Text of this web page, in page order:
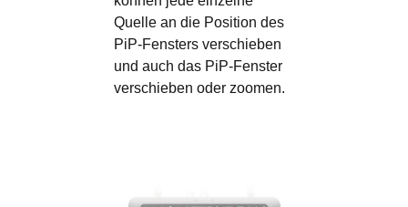
Quelle an die Position des
PiP-Fensters verschieben
und auch das PiP-Fenster
verschieben oder zoomen.